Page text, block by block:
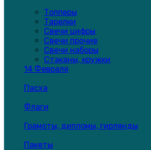
Топперы
Тарелки
Свечи цифры
Свечи прочие
Свечи наборы
Стаканы, кружки
14 Февраля
Пасха
Флаги
Грамоты, дипломы, гирлянды
Пакеты